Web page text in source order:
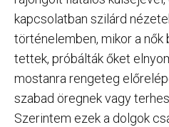
kapcsolatban szilárd
történelemben, mikor a
tettek, próbálták őket
mostanra rengeteg
szabad öregnek vagy
Szerintem ezek a dolgok